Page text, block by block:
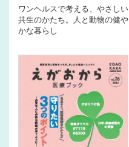
ワンヘルスで考える、やさしい
共生のかたち。人と動物の健や
かな暮らし